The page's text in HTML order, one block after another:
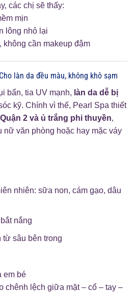
các chị sẽ thấy:
mịn
lông nhỏ lại
không cần makeup đậm
làn da đều màu, không khô sạm
bẩn, tia UV mạnh, làn da dễ bị
kỹ. Chính vì thế, Pearl Spa thiết
2 và ủ trắng phi thuyền,
nữ văn phòng hoặc hay mặc váy
nhiên: sữa non, cám gạo, dâu
nắng
từ sâu bên trong
em bé
chênh lệch giữa mặt – cổ – tay –